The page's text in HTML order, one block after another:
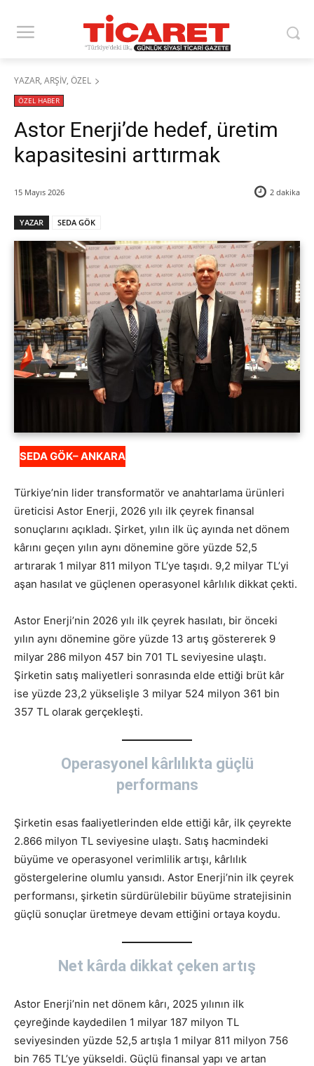
YAZAR, ARŞİV, ÖZEL
ÖZEL HABER
Astor Enerji’de hedef, üretim
kapasitesini arttırmak
15 Mayıs 2026 2 dakika
YAZAR SEDA GÖK
SEDA GÖK– ANKARA
Türkiye’nin lider transformatör ve anahtarlama ürünleri
üreticisi Astor Enerji, 2026 yılı ilk çeyrek finansal
sonuçlarını açıkladı. Şirket, yılın ilk üç ayında net dönem
kârını geçen yılın aynı dönemine göre yüzde 52,5
artırarak 1 milyar 811 milyon TL’ye taşıdı. 9,2 milyar TL’yi
aşan hasılat ve güçlenen operasyonel kârlılık dikkat çekti.
Astor Enerji’nin 2026 yılı ilk çeyrek hasılatı, bir önceki
yılın aynı dönemine göre yüzde 13 artış göstererek 9
milyar 286 milyon 457 bin 701 TL seviyesine ulaştı.
Şirketin satış maliyetleri sonrasında elde ettiği brüt kâr
ise yüzde 23,2 yükselişle 3 milyar 524 milyon 361 bin
357 TL olarak gerçekleşti.
Operasyonel kârlılıkta güçlü
performans
Şirketin esas faaliyetlerinden elde ettiği kâr, ilk çeyrekte
2.866 milyon TL seviyesine ulaştı. Satış hacmindeki
büyüme ve operasyonel verimlilik artışı, kârlılık
göstergelerine olumlu yansıdı. Astor Enerji’nin ilk çeyrek
performansı, şirketin sürdürülebilir büyüme stratejisinin
güçlü sonuçlar üretmeye devam ettiğini ortaya koydu.
Net kârda dikkat çeken artış
Astor Enerji’nin net dönem kârı, 2025 yılının ilk
çeyreğinde kaydedilen 1 milyar 187 milyon TL
seviyesinden yüzde 52,5 artışla 1 milyar 811 milyon 756
bin 765 TL’ye yükseldi. Güçlü finansal yapı ve artan